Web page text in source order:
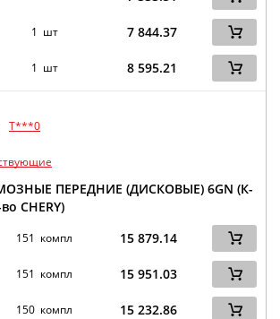
1 шт 7 844.37
1 шт 8 595.21
T***0
ПЕРЕДНИЕ (ДИСКОВЫЕ) 6GN (К-
CHERY)
151 компл 15 879.14
151 компл 15 951.03
150 компл 15 232.86